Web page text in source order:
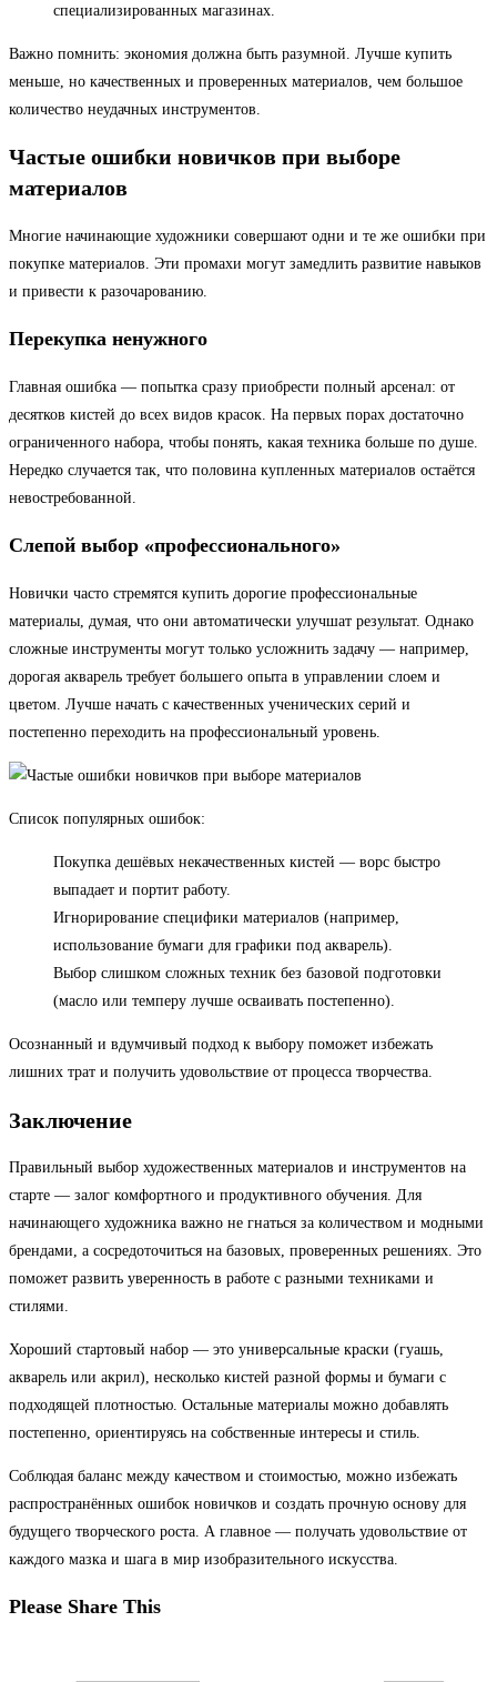
специализированных магазинах.
Важно помнить: экономия должна быть разумной. Лучше купить
меньше, но качественных и проверенных материалов, чем большое
количество неудачных инструментов.
Частые ошибки новичков при выборе
материалов
Многие начинающие художники совершают одни и те же ошибки при
покупке материалов. Эти промахи могут замедлить развитие навыков
и привести к разочарованию.
Перекупка ненужного
Главная ошибка — попытка сразу приобрести полный арсенал: от
десятков кистей до всех видов красок. На первых порах достаточно
ограниченного набора, чтобы понять, какая техника больше по душе.
Нередко случается так, что половина купленных материалов остаётся
невостребованной.
Слепой выбор «профессионального»
Новички часто стремятся купить дорогие профессиональные
материалы, думая, что они автоматически улучшат результат. Однако
сложные инструменты могут только усложнить задачу — например,
дорогая акварель требует большего опыта в управлении слоем и
цветом. Лучше начать с качественных ученических серий и
постепенно переходить на профессиональный уровень.
Список популярных ошибок:
Покупка дешёвых некачественных кистей — ворс быстро
выпадает и портит работу.
Игнорирование специфики материалов (например,
использование бумаги для графики под акварель).
Выбор слишком сложных техник без базовой подготовки
(масло или темперу лучше осваивать постепенно).
Осознанный и вдумчивый подход к выбору поможет избежать
лишних трат и получить удовольствие от процесса творчества.
Заключение
Правильный выбор художественных материалов и инструментов на
старте — залог комфортного и продуктивного обучения. Для
начинающего художника важно не гнаться за количеством и модными
брендами, а сосредоточиться на базовых, проверенных решениях. Это
поможет развить уверенность в работе с разными техниками и
стилями.
Хороший стартовый набор — это универсальные краски (гуашь,
акварель или акрил), несколько кистей разной формы и бумаги с
подходящей плотностью. Остальные материалы можно добавлять
постепенно, ориентируясь на собственные интересы и стиль.
Соблюдая баланс между качеством и стоимостью, можно избежать
распространённых ошибок новичков и создать прочную основу для
будущего творческого роста. А главное — получать удовольствие от
каждого мазка и шага в мир изобразительного искусства.
Please Share ThisПоделиться